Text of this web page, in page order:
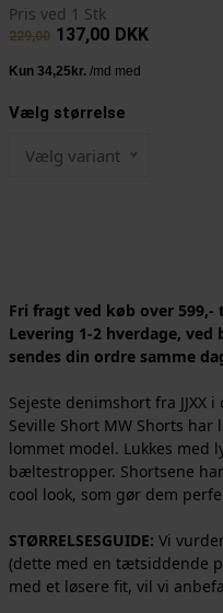
Pris ved 1 Stk
229,00 137,00 DKK
Vælg størrelse
Vælg variant
Fri fragt ved køb over 599,-
Levering 1-2 hverdage, ved
sendes din ordre samme
Sejeste denimshort fra JJXX
Seville Short MW Shorts
lommet model. Lukkes med
bæltestropper. Shortsene
cool look, som gør dem
STØRRELSESGUIDE: Vi
(dette med en tætsiddende
med et løsere fit, vil vi